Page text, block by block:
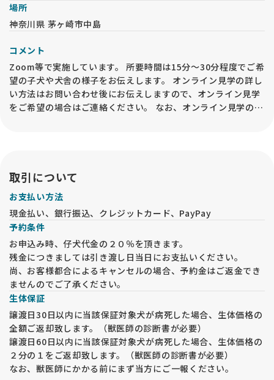
場所
神奈川県 茅ヶ崎市中島
コメント
Zoom等で実施しています。 所要時間は15分～30分程度でご希
望の子犬や犬舎の様子をお伝えします。 オンライン見学の詳し
い方法はお問い合わせ後にお伝えしますので、オンライン見学
をご希望の場合はご連絡ください。 なお、オンライン見学の実
取引について
お支払い方法
現金払い、銀行振込、クレジットカード、PayPay
予約条件
お申込み時、仔犬代金の２０％を頂きます。
残金につきましては引き渡し日当日にお支払いください。
尚、お客様都合によるキャンセルの場合、予約金はご返金でき
ませんのでご了承ください。
生体保証
譲渡日30日以内に当該保証対象犬が病死した場合、生体価格の
全額ご返却致します。（獣医師の診断書が必要）
譲渡日60日以内に当該保証対象犬が病死した場合、生体価格の
２分の１をご返却致します。（獣医師の診断書が必要）
なお、獣医師にかかる前にまず当方にご一報ください。